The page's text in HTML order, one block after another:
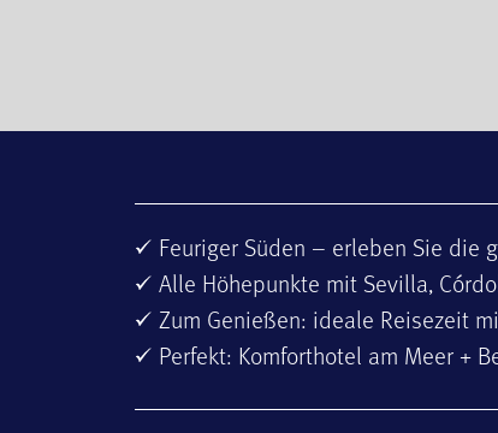
Feuriger Süden – erleben Sie die
Alle Höhepunkte mit Sevilla,
Zum Genießen: ideale Reisezeit
Perfekt: Komforthotel am Meer +